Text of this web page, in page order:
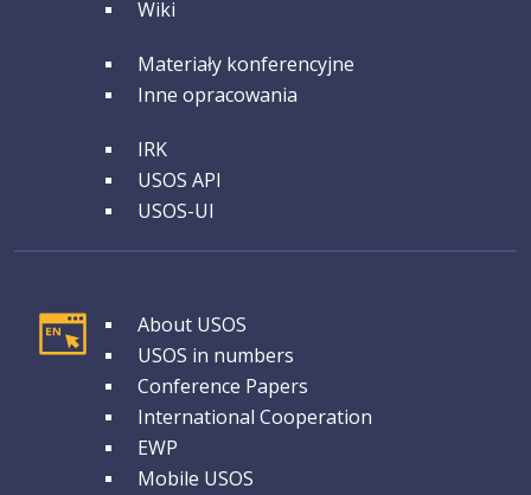
Wiki
GRUPA 3Materiały konferencyjne
Inne opracowania
GRUPA 4
IRK
USOS API
USOS-UI
GRUPA 1About USOS
USOS in numbers
Conference Papers
International Cooperation
EWP
Mobile USOS